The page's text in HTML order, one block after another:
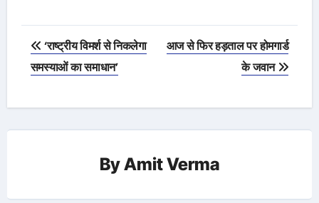
Post
navigation
‘राष्ट्रीय विमर्श से निकलेगा
समस्याओं का समाधान’
आज से फिर हड़ताल पर होमगार्ड
के जवान
ByAmit Verma